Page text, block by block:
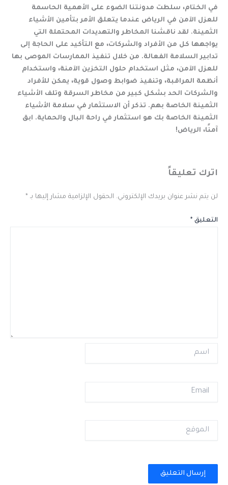
في الختام، سلطت مدونتنا الضوء على الأهمية الحاسمة
للعزل الآمن في الرياض عندما يتعلق الأمر بتأمين الأشياء
الثمينة. لقد ناقشنا المخاطر والتهديدات المحتملة التي
يواجهها كل من الأفراد والشركات، مع التأكيد على الحاجة إلى
تدابير السلامة الفعالة. من خلال تنفيذ الممارسات الموصى بها
للعزل الآمن، مثل استخدام حلول التخزين الآمنة، واستخدام
أنظمة المراقبة، وتنفيذ ضوابط وصول قوية، يمكن للأفراد
والشركات الحد بشكل كبير من مخاطر السرقة وتلف الأشياء
الثمينة الخاصة بهم. تذكر أن الاستثمار في سلامة الأشياء
الثمينة الخاصة بك هو استثمار في راحة البال والحماية. ابق
آمنًا، الرياض!
اترك تعليقاً
لن يتم نشر عنوان بريدك الإلكتروني. الحقول الإلزامية مشار إليها بـ *
التعليق *
اسم
Email
الموقع